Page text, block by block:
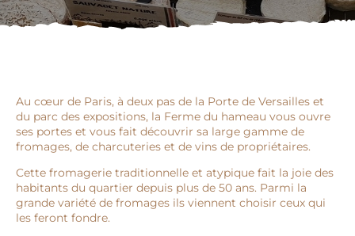
Au cœur de Paris, à deux pas de la Porte de Versailles et
du parc des expositions, la Ferme du hameau vous ouvre
ses portes et vous fait découvrir sa large gamme de
fromages, de charcuteries et de vins de propriétaires.
Cette fromagerie traditionnelle et atypique fait la joie des
habitants du quartier depuis plus de 50 ans. Parmi la
grande variété de fromages ils viennent choisir ceux qui
les feront fondre.